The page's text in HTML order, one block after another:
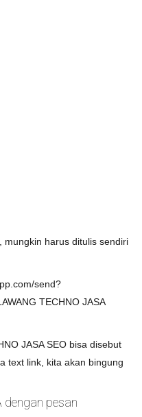
mungkin harus ditulis sendiri
send?
TECHNO JASA
JASA SEO bisa disebut
text link, kita akan bingung
dengan pesan